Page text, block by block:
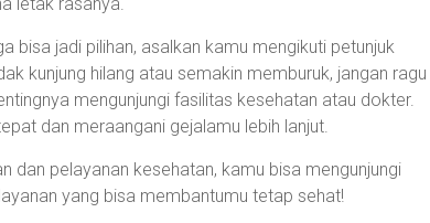
bisa jadi pilihan, asalkan kamu mengikuti petunjuk
kunjung hilang atau semakin memburuk, jangan ragu
mengunjungi fasilitas kesehatan atau dokter.
dan meraangani gejalamu lebih lanjut.
dan pelayanan kesehatan, kamu bisa mengunjungi
yang bisa membantumu tetap sehat!